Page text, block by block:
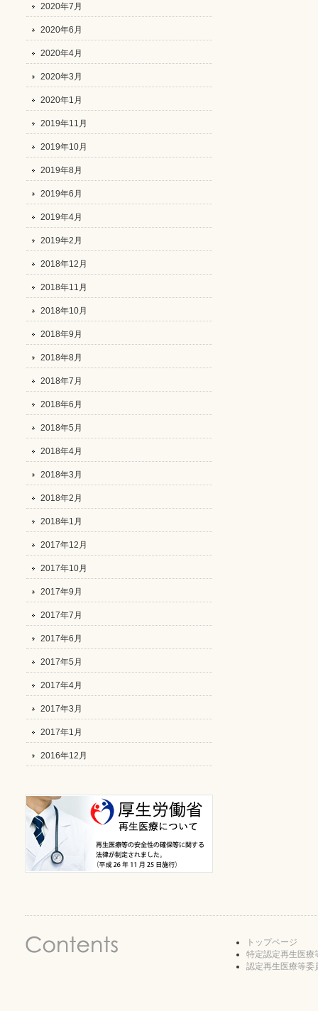
2020年7月
2020年6月
2020年4月
2020年3月
2020年1月
2019年11月
2019年10月
2019年8月
2019年6月
2019年4月
2019年2月
2018年12月
2018年11月
2018年10月
2018年9月
2018年8月
2018年7月
2018年6月
2018年5月
2018年4月
2018年3月
2018年2月
2018年1月
2017年12月
2017年10月
2017年9月
2017年7月
2017年6月
2017年5月
2017年4月
2017年3月
2017年1月
2016年12月
トップページ
特定認定再生医療
認定再生医療等委